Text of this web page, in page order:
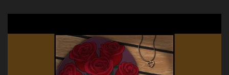
Yo Soy El De Las Pacas Sobrino Del Brazo Armad0 Con mi Glock
fajado y mi R terciado me van a ver allá por TJ para un licenciado
mando un abrazo andamos al cien Choritas también Música
Ando en la colonia bien acelerado traigo un M2 que nunca me ha